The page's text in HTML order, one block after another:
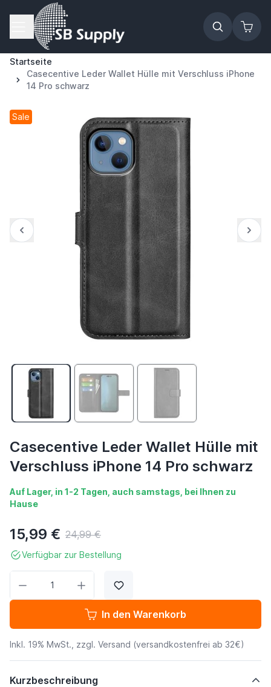
Zum Inhalt springen
Startseite
Casecentive Leder Wallet Hülle mit Verschluss iPhone
14 Pro schwarz
Sale
Casecentive Leder Wallet Hülle mit
Verschluss iPhone 14 Pro schwarz
Auf Lager, in 1-2 Tagen, auch samstags, bei Ihnen zu
Hause
15,99 € 24,99 €
Verfügbar zur Bestellung
In den Warenkorb
Inkl. 19% MwSt., zzgl. Versand (versandkostenfrei ab 32€)
Kurzbeschreibung